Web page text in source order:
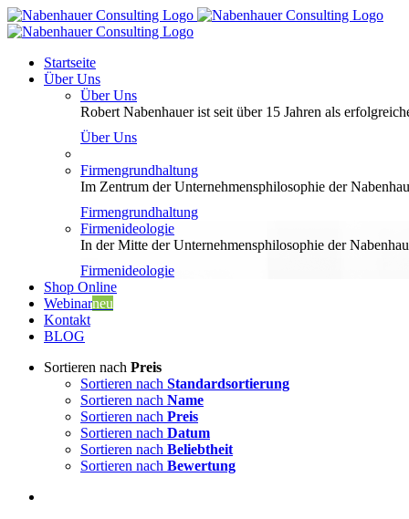
Zum
Inhalt
Startseite
Über Uns
Über Uns
Robert Nabenhauer ist seit über 15 Jahren als
Über Uns
Firmengrundhaltung
Im Zentrum der Unternehmensphilosophie der
Firmengrundhaltung
Firmenideologie
In der Mitte der Unternehmensphilosophie der
Firmenideologie
Shop Online
Webinarneu
Kontakt
BLOG
Sortieren nach Preis
Sortieren nach Standardsortierung
Sortieren nach Name
Sortieren nach Preis
Sortieren nach Datum
Sortieren nach Beliebtheit
Sortieren nach Bewertung